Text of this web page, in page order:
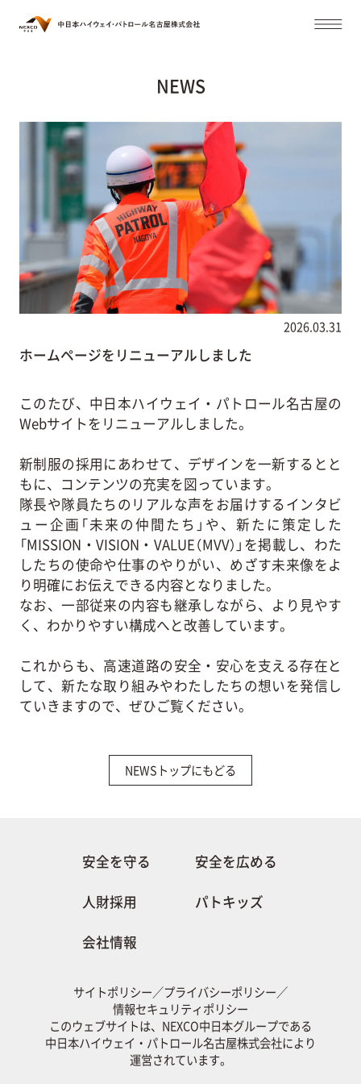
NEWS
2026.03.31
ホームページをリニューアルしました
このたび、中日本ハイウェイ・パトロール名古屋の
Webサイトをリニューアルしました。
新制服の採用にあわせて、デザインを一新するとと
もに、コンテンツの充実を図っています。
隊長や隊員たちのリアルな声をお届けするインタビ
ュー企画「未来の仲間たち」や、新たに策定した
「MISSION・VISION・VALUE（MVV）」を掲載し、わた
したちの使命や仕事のやりがい、めざす未来像をよ
り明確にお伝えできる内容となりました。
なお、一部従来の内容も継承しながら、より見やす
く、わかりやすい構成へと改善しています。
これからも、高速道路の安全・安心を支える存在と
して、新たな取り組みやわたしたちの想いを発信し
ていきますので、ぜひご覧ください。
NEWSトップにもどる
安全を守る 安全を広める
人財採用 パトキッズ
会社情報
サイトポリシー／プライバシーポリシー／
情報セキュリティポリシー
このウェブサイトは、NEXCO中日本グループである
中日本ハイウェイ・パトロール名古屋株式会社により
運営されています。